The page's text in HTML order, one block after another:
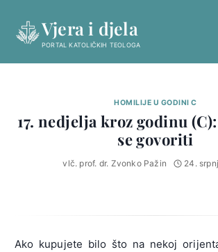
content
Vjera i djela
PORTAL KATOLIČKIH TEOLOGA
HOMILIJE U GODINI C
17. nedjelja kroz godinu
se govoriti
vlč. prof. dr. Zvonko Pažin 24.
Ako kupujete bilo što na nekoj